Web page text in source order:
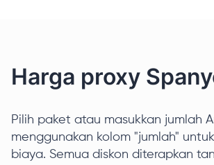
Harga proxy
Pilih paket atau masukkan jumlah
menggunakan kolom "jumlah"
biaya. Semua diskon diterapkan